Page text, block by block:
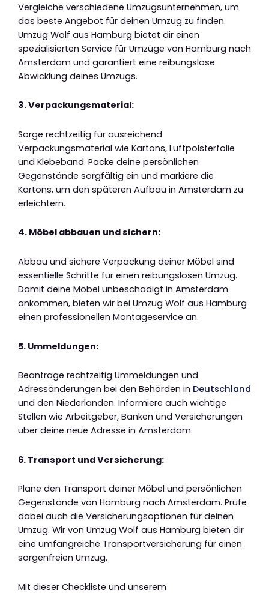
Vergleiche verschiedene Umzugsunternehmen, um
das beste Angebot für deinen Umzug zu finden.
Umzug Wolf aus Hamburg bietet dir einen
spezialisierten Service für Umzüge von Hamburg nach
Amsterdam und garantiert eine reibungslose
Abwicklung deines Umzugs.
3. Verpackungsmaterial:
Sorge rechtzeitig für ausreichend
Verpackungsmaterial wie Kartons, Luftpolsterfolie
und Klebeband. Packe deine persönlichen
Gegenstände sorgfältig ein und markiere die
Kartons, um den späteren Aufbau in Amsterdam zu
erleichtern.
4. Möbel abbauen und sichern:
Abbau und sichere Verpackung deiner Möbel sind
essentielle Schritte für einen reibungslosen Umzug.
Damit deine Möbel unbeschädigt in Amsterdam
ankommen, bieten wir bei Umzug Wolf aus Hamburg
einen professionellen Montageservice an.
5. Ummeldungen:
Beantrage rechtzeitig Ummeldungen und
Adressänderungen bei den Behörden in Deutschland
und den Niederlanden. Informiere auch wichtige
Stellen wie Arbeitgeber, Banken und Versicherungen
über deine neue Adresse in Amsterdam.
6. Transport und Versicherung:
Plane den Transport deiner Möbel und persönlichen
Gegenstände von Hamburg nach Amsterdam. Prüfe
dabei auch die Versicherungsoptionen für deinen
Umzug. Wir von Umzug Wolf aus Hamburg bieten dir
eine umfangreiche Transportversicherung für einen
sorgenfreien Umzug.
Mit dieser Checkliste und unserem